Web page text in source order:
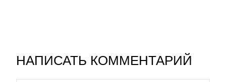
НАПИСАТЬ КОММЕНТАРИЙ